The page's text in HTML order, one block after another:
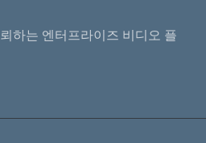
하는 엔터프라이즈 비디오 플